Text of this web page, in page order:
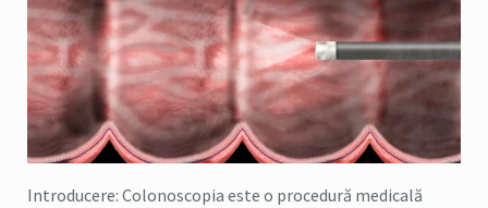
Introducere: Colonoscopia este o procedură medicală